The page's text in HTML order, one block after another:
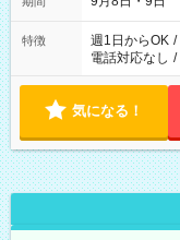
特徴 週1日からOK /
電話対応なし /
気になる！